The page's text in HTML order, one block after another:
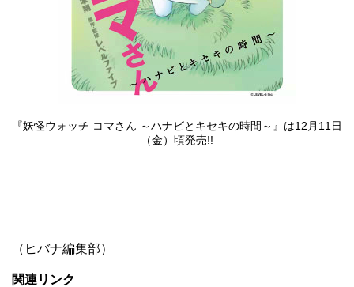
『妖怪ウォッチ コマさん ～ハナビとキセキの時間～』は12月11日
（金）頃発売!!
（ヒバナ編集部）
関連リンク